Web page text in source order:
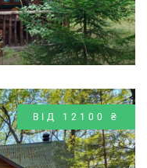
ВІД 12100 ₴